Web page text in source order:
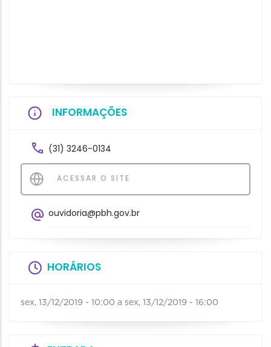
INFORMAÇÕES
(31) 3246-0134
ACESSAR O SITE
ouvidoria@pbh.gov.br
HORÁRIOS
sex, 13/12/2019 - 10:00 a sex, 13/12/2019 - 16:00